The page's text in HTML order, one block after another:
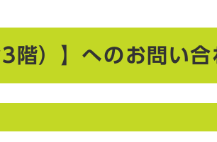
階）】へのお問い合